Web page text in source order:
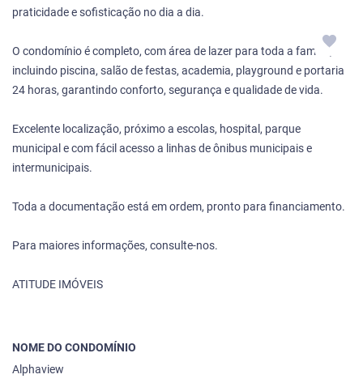
praticidade e sofisticação no dia a dia.
O condomínio é completo, com área de lazer para toda a família,
incluindo piscina, salão de festas, academia, playground e portaria
24 horas, garantindo conforto, segurança e qualidade de vida.
Excelente localização, próximo a escolas, hospital, parque
municipal e com fácil acesso a linhas de ônibus municipais e
intermunicipais.
Toda a documentação está em ordem, pronto para financiamento.
Para maiores informações, consulte-nos.
ATITUDE IMÓVEIS
NOME DO CONDOMÍNIO
Alphaview